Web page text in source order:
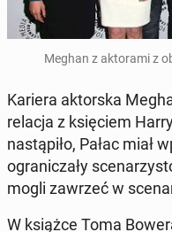
Meghan z ak­to­ra­mi z
Kariera ak­tor­ska
relacja z księ­ciem
na­stą­pi­ło, Pałac miał
ogra­ni­cza­ły
mogli zawrzeć w
W książce Toma